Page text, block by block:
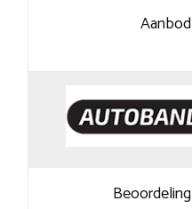
Aanbod
Beoordeling